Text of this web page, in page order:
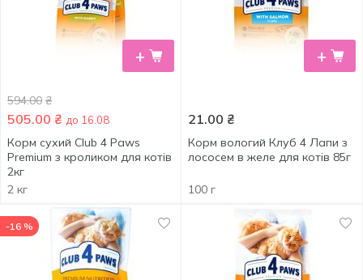
+
594.00 ₴
505.00 ₴ до 16.08
Корм сухий Club 4 Paws
Premium з кроликом для котів
2кг
2 кг
+
21.00 ₴
Корм вологий Клуб 4 Лапи з
лососем в желе для котів 85г
100 г
-16 %